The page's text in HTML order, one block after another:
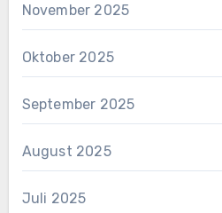
November 2025
Oktober 2025
September 2025
August 2025
Juli 2025